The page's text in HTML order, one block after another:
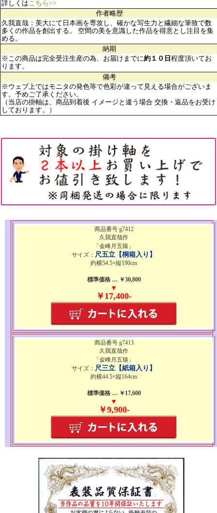
詳しくはこちら>>
作者略歴
久我直哉：美大にて日本画を専攻し、確かな写生力と繊細な筆致で数
多くの作品を創出する。 空間の美を意識した作品を得意とし注目を集
める。
納期
※この商品は完全受注生産の為、お届けまでに約１０日 程度頂いてお
ります。
備考
※ウェブ上ではモニタの発色等で色彩が違って見える場合がございま
す。予めご了承ください。
（当店の掛軸は、商品到着後 イメージと違う場合 交換・返品をお受け
しております。）
商品番号 g7412
久我直哉作
「金峰月五猿」
サイズ： 尺五立【桐箱入り】
約横54.5×縦190cm
標準価格 … ￥30,800
▼
￥17,400-
商品番号 g7413
久我直哉作
「金峰月五猿」
サイズ： 尺三立【紙箱入り】
約横44.5×縦164cm
標準価格 … ￥17,600
▼
￥9,900-